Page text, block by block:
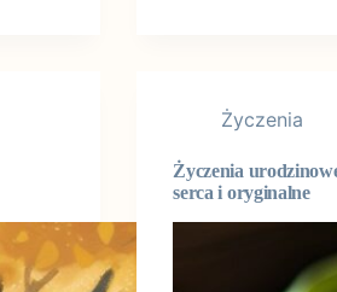
Życzenia
Życzenia
serca i oryginalne